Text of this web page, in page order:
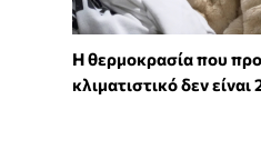
Η θερμοκρασία που
κλιματιστικό δεν